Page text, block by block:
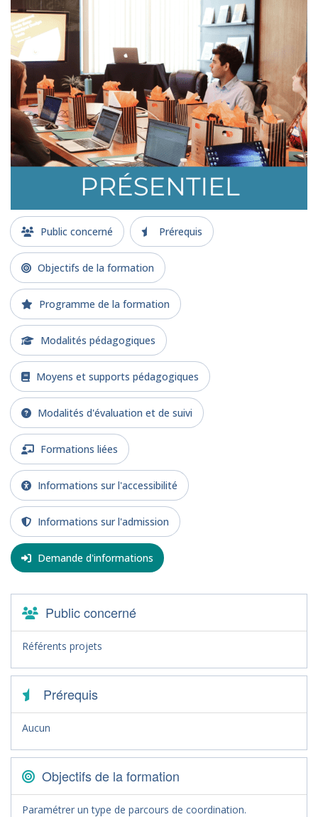
Public concerné Prérequis
Objectifs de la formation
Programme de la formation
Modalités pédagogiques
Moyens et supports pédagogiques
Modalités d'évaluation et de suivi
Formations liées
Informations sur l'accessibilité
Informations sur l'admission
Demande d'informations
Public concerné
Référents projets
Prérequis
Aucun
Objectifs de la formation
Paramétrer un type de parcours de coordination.